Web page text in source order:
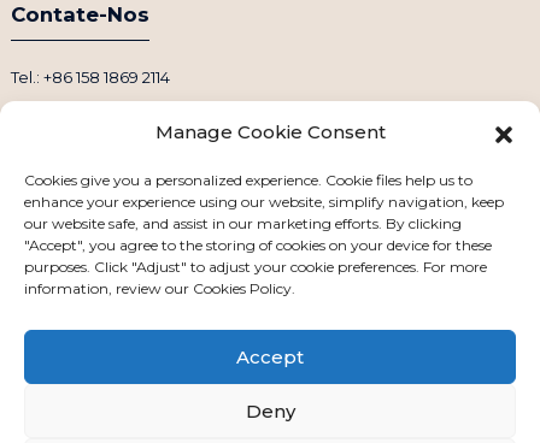
Contate-Nos
Tel.: +86 158 1869 2114
E-mail: info@ansixtech.com
Skype: Stephenhuang2010
WhatsApp: +86 13530645990
Endereço: Edifício F, Zona Industrial Guanlan Weiyecheng, Distrito
de Longhua, Shenzhen, China
Manage Cookie Consent
Cookies give you a personalized experience. Cookie files help us to
enhance your experience using our website, simplify navigation, keep
our website safe, and assist in our marketing efforts. By clicking
"Accept", you agree to the storing of cookies on your device for these
purposes. Click "Adjust" to adjust your cookie preferences. For more
information, review our Cookies Policy.
Accept
Deny